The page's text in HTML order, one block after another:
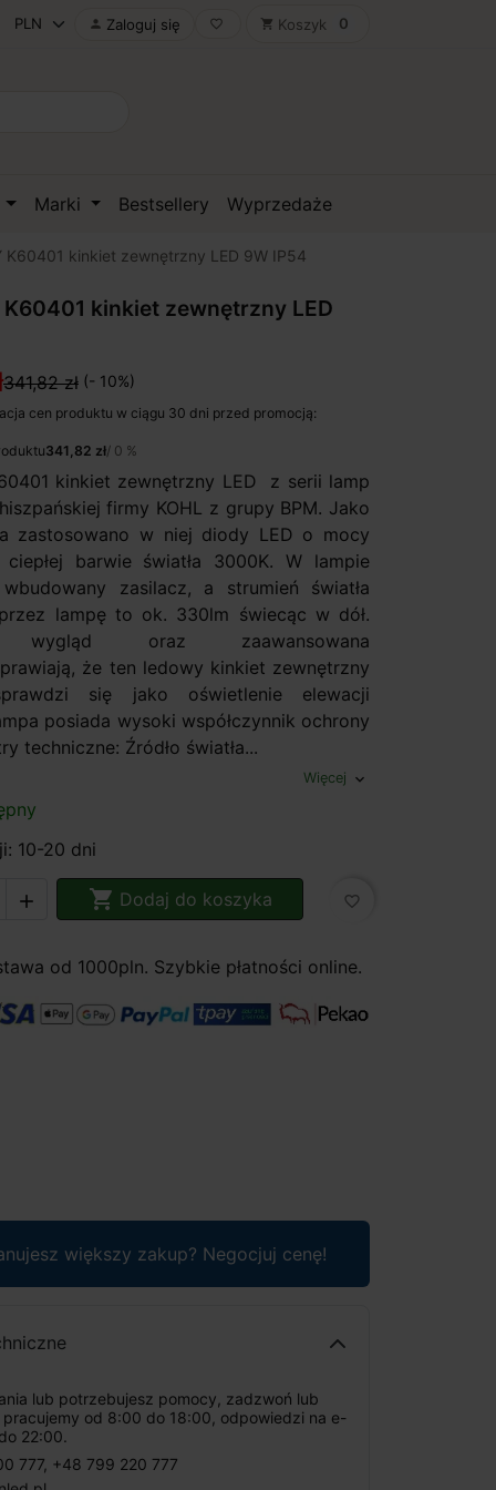
 Zaloguj się favorite_border shopping_cart Koszyk 0
Marki Bestsellery Wyprzedaże
K60401 kinkiet zewnętrzny LED 9W IP54
K60401 kinkiet zewnętrzny LED
341,82 zł (- 10%)
cen produktu w ciągu 30 dni przed promocją:
341,82 zł/ 0 %
kinkiet zewnętrzny LED z serii lamp
firmy KOHL z grupy BPM. Jako
zastosowano w niej diody LED o mocy
barwie światła 3000K. W lampie
zasilacz, a strumień światła
lampę to ok. 330lm świecąc w dół.
wygląd oraz zaawansowana
że ten ledowy kinkiet zewnętrzny
się jako oświetlenie elewacji
posiada wysoki współczynnik ochrony
techniczne: Źródło światła...
Więcej expand_more
10-20 dni
  Dodaj do koszyka favorite_border
od 1000pln. Szybkie płatności online.
większy zakup? Negocjuj cenę!
lub potrzebujesz pomocy, zadzwoń lub
pracujemy od 8:00 do 18:00, odpowiedzi na e-
22:00.
777, +48 799 220 777